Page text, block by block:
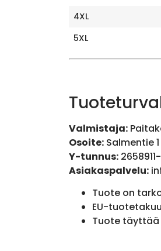
4XL
5XL
Valmistaja:
Osoite:Salmentie 1
Y-tunnus:
Asiakaspalvelu:
Tuote on
EU-
Tuote täyttää